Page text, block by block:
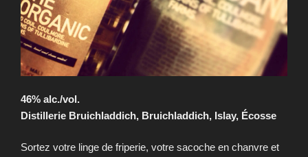
46% alc./vol.
Distillerie Bruichladdich, Bruichladdich, Islay, Écosse
Sortez votre linge de friperie, votre sacoche en chanvre et